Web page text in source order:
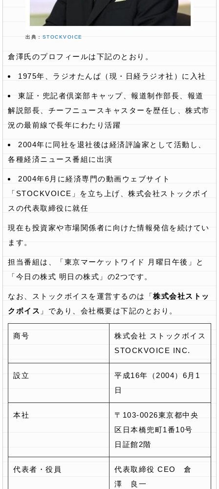
出典： STOCKVOICE
倉澤氏のプロフィールは下記のとおり。
1975年、ラジオたんぱ（現・日経ラジオ社）に入社
東証・兜記者倶楽部キャップ、報道制作部長、報道
解説部長、チーフニュースキャスターを歴任し、株式市
況の最前線で長年にわたり活躍
2004年に同社を退社後は経済評論家として活動し、
各種経済ニュース番組に出演
2004年6月に経済専門の動画ウェブサイト
「STOCKVOICE」を立ち上げ、株式会社ストックボイ
スの代表取締役に就任
現在も投資家や市場関係者に向けた情報発信を続けてい
ます。
担当番組は、「東京マーケットワイド 月曜日午後」と
「今日の株式 明日の株式」の2つです。
なお、ストックボイスを運営するのは「株式会社ストッ
クボイス 」であり、会社概要は下記のとおり。
商号
株式会社 ストックボイス
STOCKVOICE INC.
設立
平成16年（2004）6月1
日
本社
〒103-0026東京都中央
区日本橋兜町1番10号
日証館2階
代表者・役員
代表取締役 CEO 倉
澤 良一